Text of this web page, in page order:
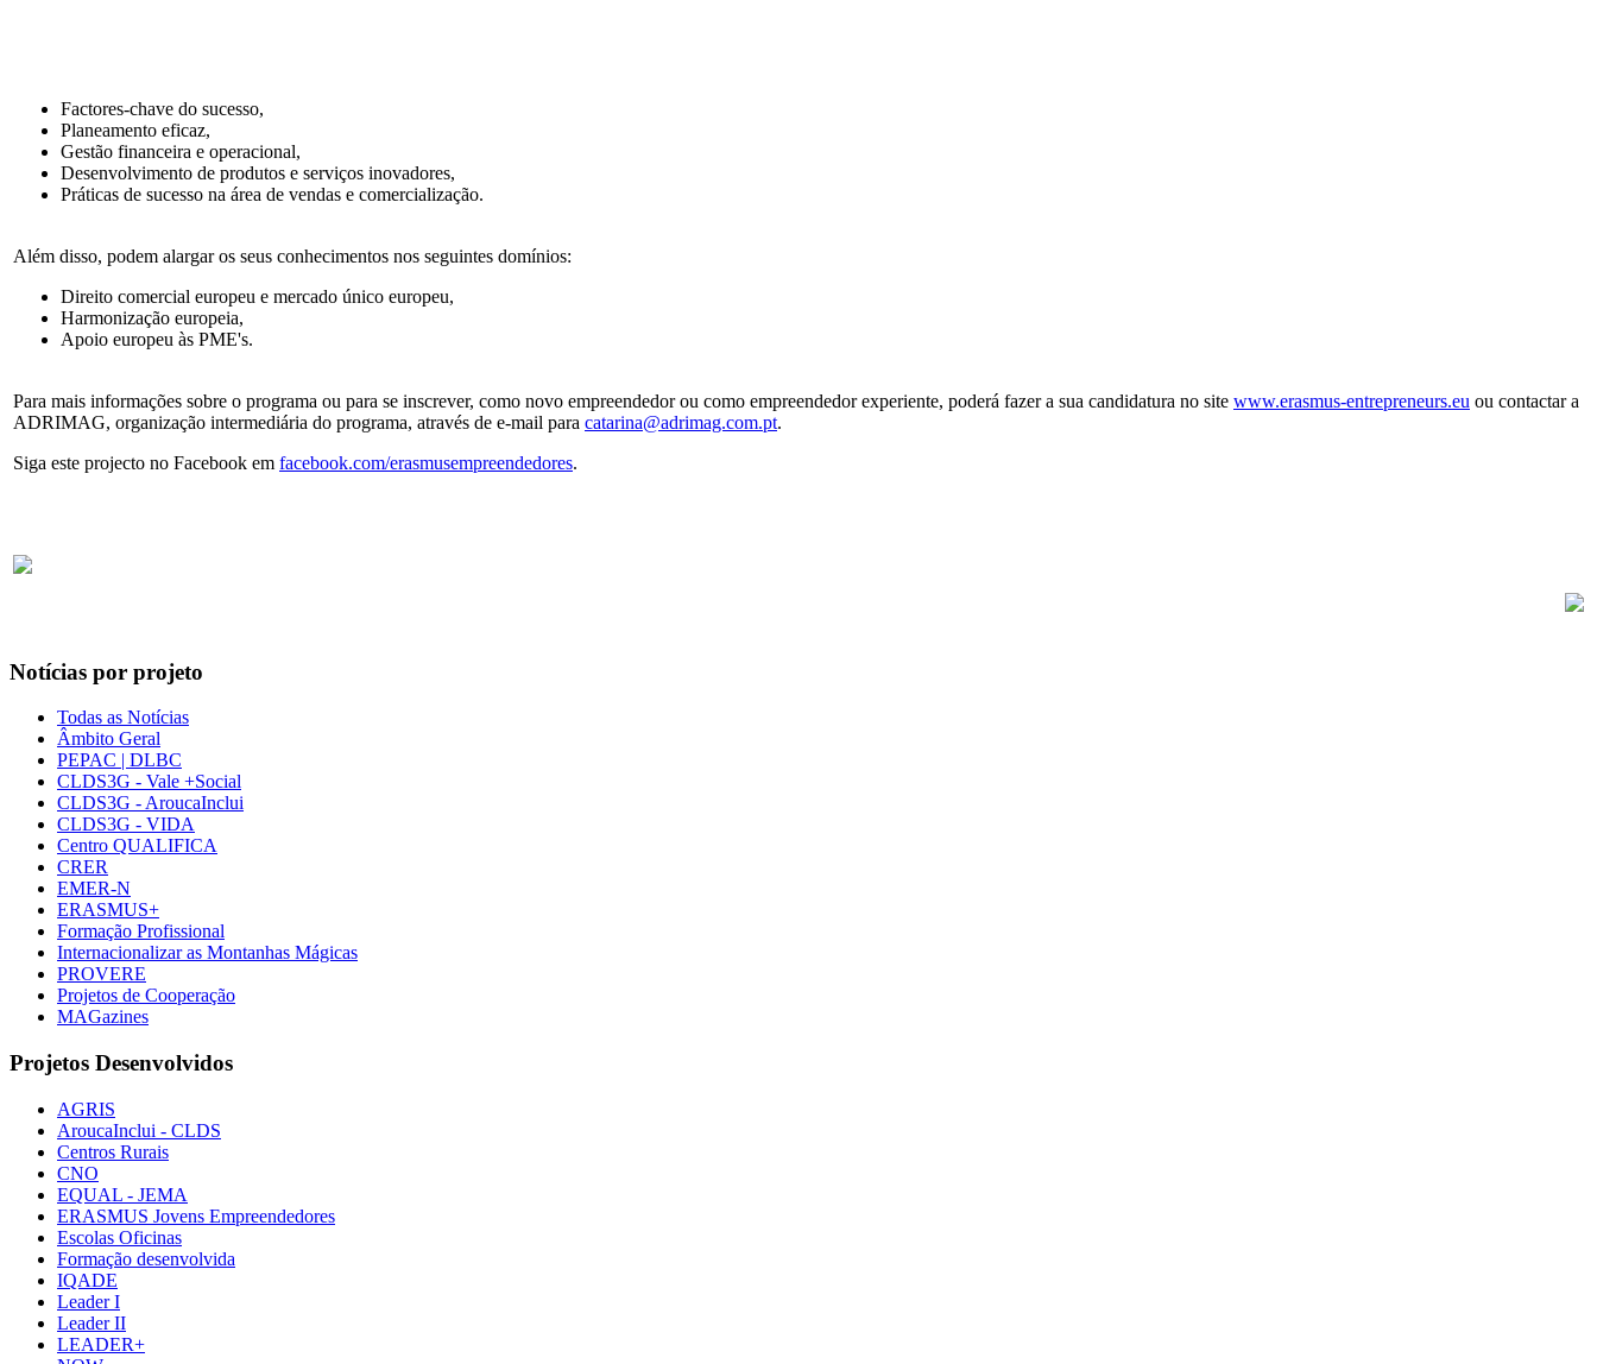
Factores-chave do sucesso,
Planeamento eficaz,
Gestão financeira e operacional,
Desenvolvimento de produtos e serviços inovadores,
Práticas de sucesso na área de vendas e comercialização.
Além disso, podem alargar os seus conhecimentos nos seguintes domínios:
Direito comercial europeu e mercado único europeu,
Harmonização europeia,
Apoio europeu às PME's.
Para mais informações sobre o programa ou para se inscrever, como novo empreendedor ou como empreendedor experiente, poderá fazer a sua candidatura no site www.erasmus-entrepreneurs.eu ou contactar a
ADRIMAG, organização intermediária do programa, através de e-mail para catarina@adrimag.com.pt.
Siga este projecto no Facebook em facebook.com/erasmusempreendedores.
Notícias por projeto
Todas as Notícias
Âmbito Geral
PEPAC | DLBC
CLDS3G - Vale +Social
CLDS3G - AroucaInclui
CLDS3G - VIDA
Centro QUALIFICA
CRER
EMER-N
ERASMUS+
Formação Profissional
Internacionalizar as Montanhas Mágicas
PROVERE
Projetos de Cooperação
MAGazines
Projetos Desenvolvidos
AGRIS
AroucaInclui - CLDS
Centros Rurais
CNO
EQUAL - JEMA
ERASMUS Jovens Empreendedores
Escolas Oficinas
Formação desenvolvida
IQADE
Leader I
Leader II
LEADER+